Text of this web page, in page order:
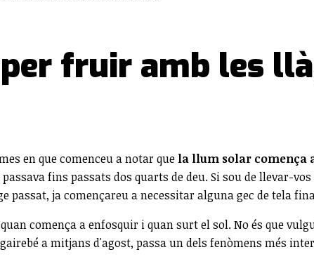
fruir amb les
en que comenceu a notar que la llum solar comença
fins passats dos quarts de deu. Si sou de llevar-
passat, ja començareu a necessitar alguna gec de tela
comença a enfosquir i quan surt el sol. No és que
a mitjans d'agost, passa un dels fenòmens més